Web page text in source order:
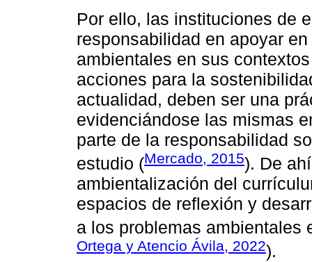
Por ello, las instituciones de
responsabilidad en apoyar
ambientales en sus
acciones para la
actualidad, deben ser una
evidenciándose las mismas
parte de la responsabilidad
estudio (Mercado, 2015). De
ambientalización del
espacios de reflexión y
a los problemas ambientales
Ortega y Atencio Ávila, 2022).